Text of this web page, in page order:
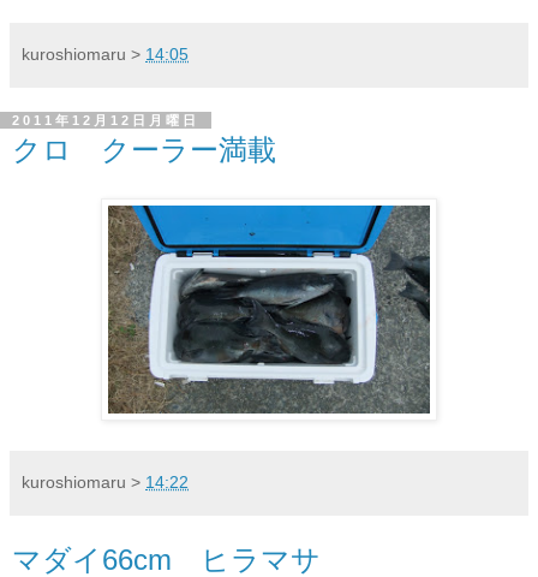
kuroshiomaru > 14:05
2011年12月12日月曜日
クロ クーラー満載
kuroshiomaru > 14:22
マダイ66cm ヒラマサ